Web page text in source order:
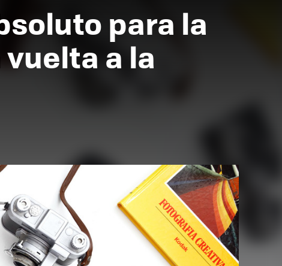
para la
a la